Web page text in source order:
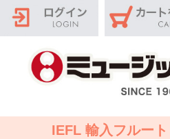
IEFL 輸入フルー